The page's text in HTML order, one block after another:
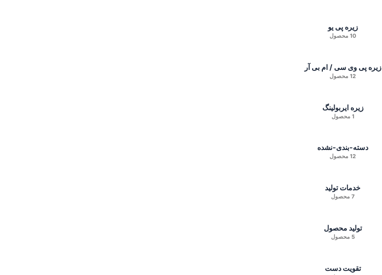
زیره پی یو
10 محصول
زیره پی وی سی / ام بی آر
12 محصول
زیره ایربولینگ
1 محصول
دسته-بندی-نشده
12 محصول
خدمات تولید
7 محصول
تولید محصول
5 محصول
تقویت دست